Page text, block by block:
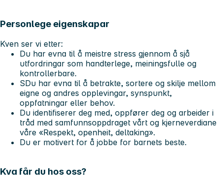
Personlege eigenskapar
Kven ser vi etter:
Du har evna til å meistre stress gjennom å sjå
utfordringar som handterlege, meiningsfulle og
kontrollerbare.
SDu har evna til å betrakte, sortere og skilje mellom
eigne og andres opplevingar, synspunkt,
oppfatningar eller behov.
Du identifiserer deg med, oppfører deg og arbeider i
tråd med samfunnsoppdraget vårt og kjerneverdiane
våre «Respekt, openheit, deltaking».
Du er motivert for å jobbe for barnets beste.
Kva får du hos oss?